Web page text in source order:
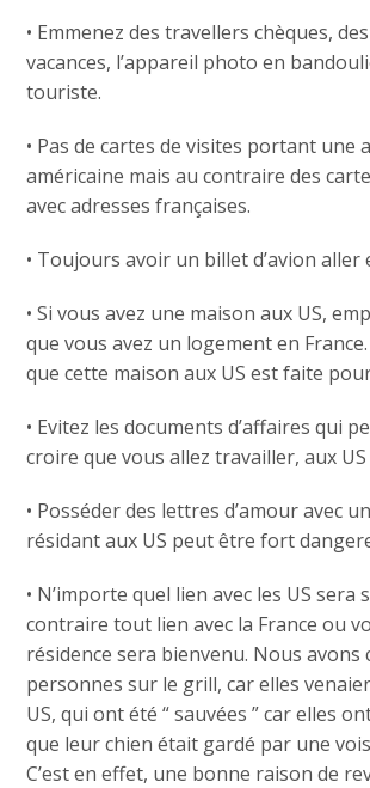
• Emmenez des travellers chèques,
vacances, l’appareil photo en
touriste.
• Pas de cartes de visites portant une
américaine mais au contraire des
avec adresses françaises.
• Toujours avoir un billet d’avion
• Si vous avez une maison aux US,
que vous avez un logement en
que cette maison aux US est faite
• Evitez les documents d’affaires qui
croire que vous allez travailler, aux US
• Posséder des lettres d’amour avec
résidant aux US peut être fort
• N’importe quel lien avec les US sera
contraire tout lien avec la France ou
résidence sera bienvenu. Nous avons
personnes sur le grill, car elles
US, qui ont été “ sauvées ” car elles
que leur chien était gardé par une
C’est en effet, une bonne raison de